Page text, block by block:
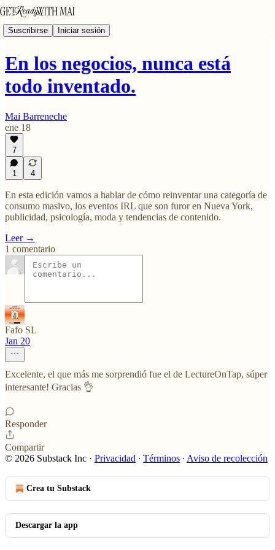
Suscribirse Iniciar sesión
En los negocios, nunca está
todo inventado.
Mai Barreneche
ene 18
7
1 4
En esta edición vamos a hablar de cómo reinventar una categoría de
consumo masivo, los eventos IRL que son furor en Nueva York,
publicidad, psicología, moda y tendencias de contenido.
Leer →
1 comentario
Fafo SL
Jan 20
Excelente, el que más me sorprendió fue el de LectureOnTap, súper
interesante! Gracias 👌
Responder
Compartir
© 2026 Substack Inc · Privacidad ∙ Términos ∙ Aviso de recolección
Crea tu Substack
Descargar la app